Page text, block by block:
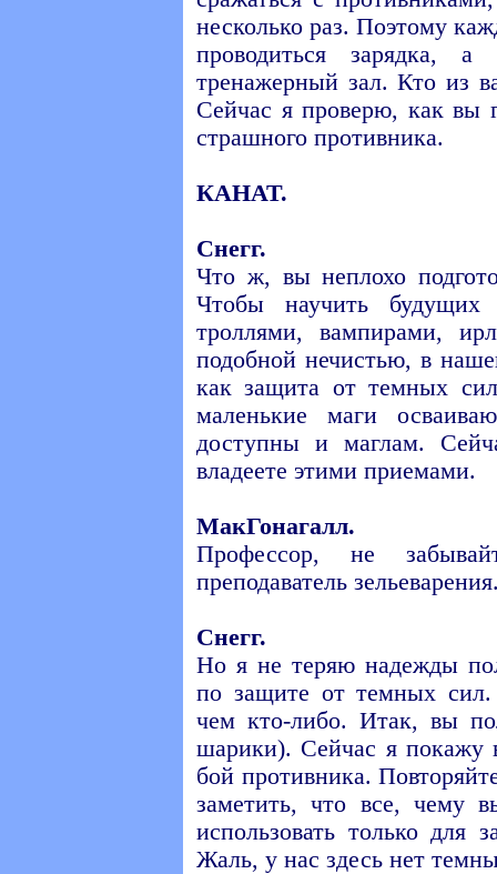
несколько раз. Поэтому
проводиться зарядка,
тренажерный зал. Кто из
Сейчас я проверю, как вы
страшного противника.
КАНАТ.
Снегг.
Что ж, вы неплохо
Чтобы научить будущих
троллями, вампирами,
подобной нечистью, в
как защита от темных
маленькие маги
доступны и маглам.
владеете этими приемами.
МакГонагалл.
Профессор, не
преподаватель
Снегг.
Но я не теряю надежды
по защите от темных
чем кто-либо. Итак, вы
шарики). Сейчас я покажу
бой противника.
заметить, что все, чему
использовать только
Жаль, у нас здесь нет